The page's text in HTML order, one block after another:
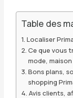
Table des
Localiser
Ce que vous
mode,
Bons plans,
shopping
Avis clients,